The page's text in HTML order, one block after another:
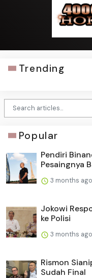
Trending
Popular
Pendiri
Pesaingnya
3 months ago
Jokowi
ke Polisi
3 months ago
Rismon
Sudah Final